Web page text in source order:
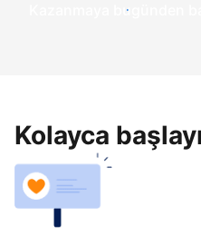
Kazanmaya bugünden
Kolayca